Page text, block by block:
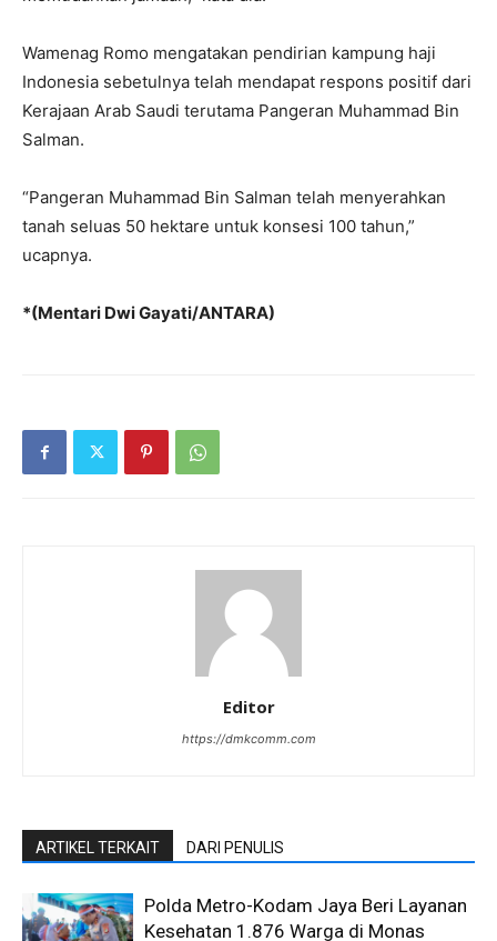
Wamenag Romo mengatakan pendirian kampung haji
Indonesia sebetulnya telah mendapat respons positif dari
Kerajaan Arab Saudi terutama Pangeran Muhammad Bin
Salman.
“Pangeran Muhammad Bin Salman telah menyerahkan
tanah seluas 50 hektare untuk konsesi 100 tahun,”
ucapnya.
*(Mentari Dwi Gayati/ANTARA)
Editor
https://dmkcomm.com
ARTIKEL TERKAIT DARI PENULIS
Polda Metro-Kodam Jaya Beri Layanan
Kesehatan 1.876 Warga di Monas